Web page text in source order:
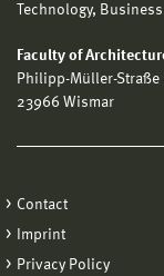
Technology,
Faculty of
Philipp-Müller-Straße
23966 Wismar
Contact
Imprint
Privacy Policy